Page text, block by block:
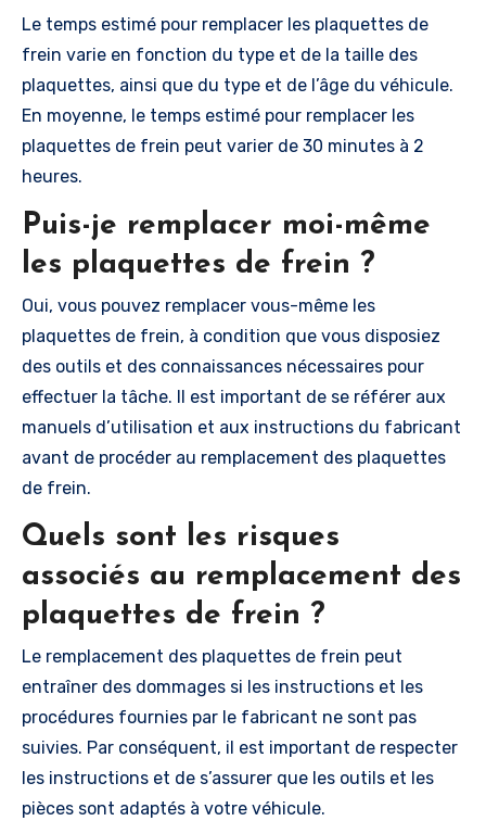
Le temps estimé pour remplacer les plaquettes de
frein varie en fonction du type et de la taille des
plaquettes, ainsi que du type et de l’âge du véhicule.
En moyenne, le temps estimé pour remplacer les
plaquettes de frein peut varier de 30 minutes à 2
heures.
Puis-je remplacer moi-même
les plaquettes de frein ?
Oui, vous pouvez remplacer vous-même les
plaquettes de frein, à condition que vous disposiez
des outils et des connaissances nécessaires pour
effectuer la tâche. Il est important de se référer aux
manuels d’utilisation et aux instructions du fabricant
avant de procéder au remplacement des plaquettes
de frein.
Quels sont les risques
associés au remplacement des
plaquettes de frein ?
Le remplacement des plaquettes de frein peut
entraîner des dommages si les instructions et les
procédures fournies par le fabricant ne sont pas
suivies. Par conséquent, il est important de respecter
les instructions et de s’assurer que les outils et les
pièces sont adaptés à votre véhicule.